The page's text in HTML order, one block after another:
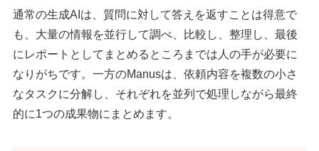
通常の生成AIは、質問に対して答えを返すことは得意で
も、大量の情報を並行して調べ、比較し、整理し、最後
にレポートとしてまとめるところまでは人の手が必要に
なりがちです。一方のManusは、依頼内容を複数の小さ
なタスクに分解し、それぞれを並列で処理しながら最終
的に1つの成果物にまとめます。